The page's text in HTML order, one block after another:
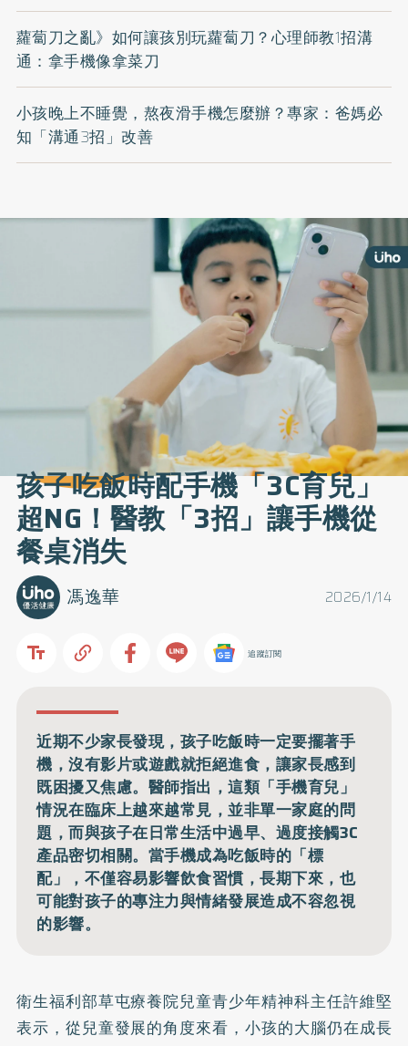
蘿蔔刀之亂》如何讓孩別玩蘿蔔刀？心理師教1招溝
通：拿手機像拿菜刀
小孩晚上不睡覺，熬夜滑手機怎麼辦？專家：爸媽必
知「溝通3招」改善
孩子吃飯時配手機「3C育兒」
超NG！醫教「3招」讓手機從
餐桌消失
2026/1/14
馮逸華
追蹤訂閱
近期不少家長發現，孩子吃飯時一定要擺著手
機，沒有影片或遊戲就拒絕進食，讓家長感到
既困擾又焦慮。醫師指出，這類「手機育兒」
情況在臨床上越來越常見，並非單一家庭的問
題，而與孩子在日常生活中過早、過度接觸3C
產品密切相關。當手機成為吃飯時的「標
配」，不僅容易影響飲食習慣，長期下來，也
可能對孩子的專注力與情緒發展造成不容忽視
的影響。
衛生福利部草屯療養院兒童青少年精神科主任許維堅
表示，從兒童發展的角度來看，小孩的大腦仍在成長